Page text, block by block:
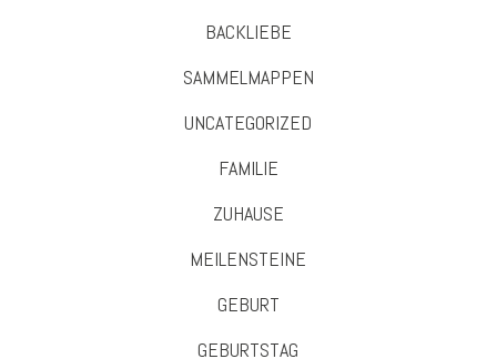
BACKLIEBE
SAMMELMAPPEN
UNCATEGORIZED
FAMILIE
ZUHAUSE
MEILENSTEINE
GEBURT
GEBURTSTAG